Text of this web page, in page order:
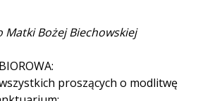
Matki Bożej Biechowskiej
proszących o modlitwę